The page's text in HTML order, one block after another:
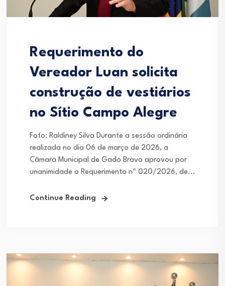
Requerimento do
Vereador Luan solicita
construção de vestiários
no Sítio Campo Alegre
Foto: Raldiney Silva Durante a sessão ordinária
realizada no dia 06 de março de 2026, a
Câmara Municipal de Gado Bravo aprovou por
unanimidade o Requerimento nº 020/2026, de...
Continue Reading